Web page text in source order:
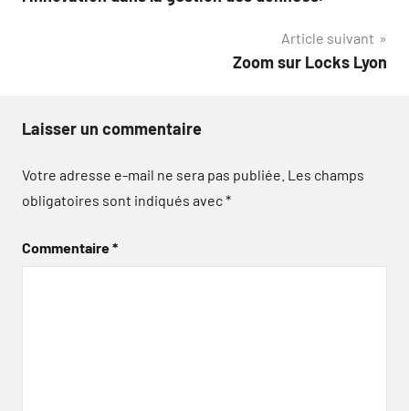
Article suivant
Zoom sur Locks Lyon
Laisser un commentaire
Votre adresse e-mail ne sera pas publiée. Les champs
obligatoires sont indiqués avec*
Commentaire*